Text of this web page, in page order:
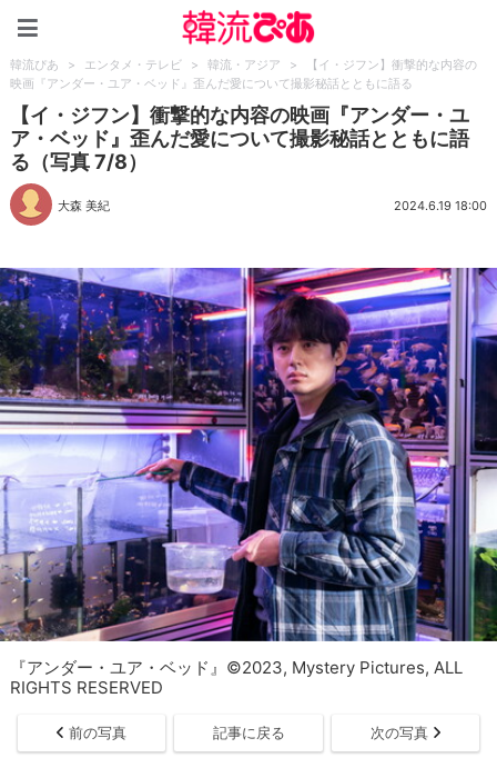
韓流ぴあ > エンタメ・テレビ > 韓流・アジア >
【イ・ジフン】衝撃的な内容の
映画『アンダー・ユア・ベッド』歪んだ愛について撮影秘話とともに語る
【イ・ジフン】衝撃的な内容の映画『アンダー・ユ
ア・ベッド』歪んだ愛について撮影秘話とともに語
る（写真 7/8）
大森 美紀 2024.6.19 18:00
『アンダー・ユア・ベッド』©2023, Mystery Pictures, ALL
RIGHTS RESERVED
前の写真 記事に戻る 次の写真